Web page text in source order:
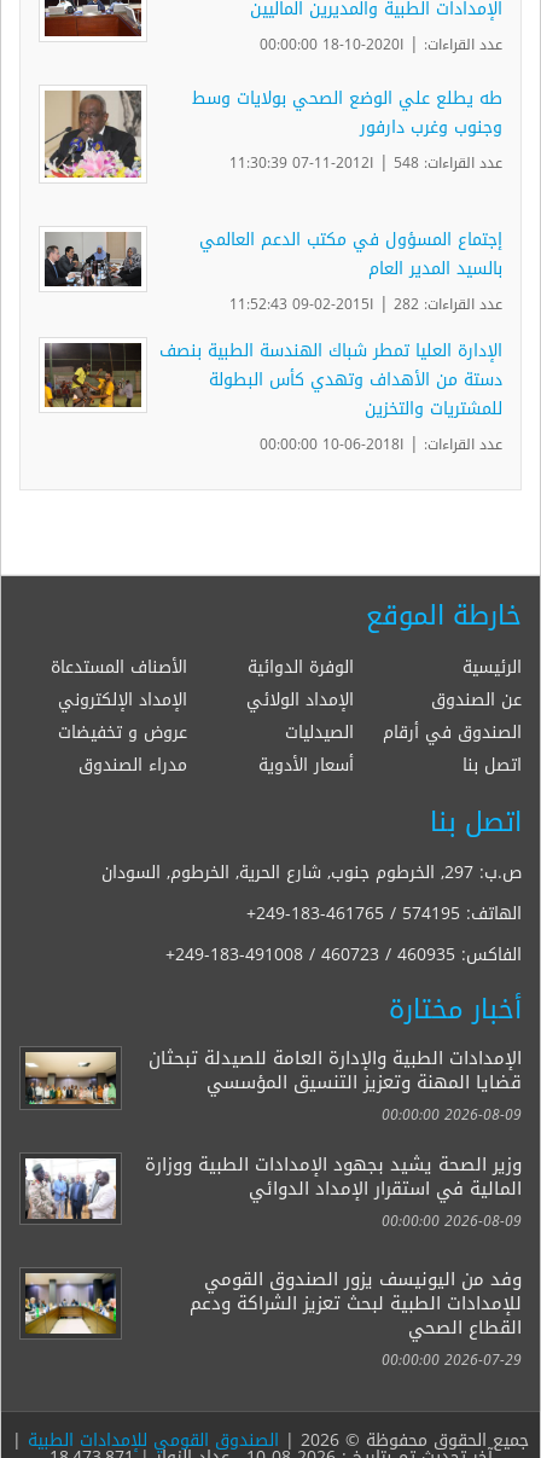
الإمدادات الطبية والمديرين الماليين
عدد القراءات: | ا2020-10-18 00:00:00
طه يطلع علي الوضع الصحي بولايات وسط
وجنوب وغرب دارفور
عدد القراءات: 548 | ا2012-11-07 11:30:39
إجتماع المسؤول في مكتب الدعم العالمي
بالسيد المدير العام
عدد القراءات: 282 | ا2015-02-09 11:52:43
الإدارة العليا تمطر شباك الهندسة الطبية بنصف
دستة من الأهداف وتهدي كأس البطولة
للمشتريات والتخزين
عدد القراءات: | ا2018-06-10 00:00:00
خارطة الموقع
الرئيسية الوفرة الدوائية
الأصناف المستدعاة
عن الصندوق
الإمداد الولائي
الإمداد الإلكتروني
الصندوق في أرقام
الصيدليات
عروض و تخفيضات
اتصل بنا
أسعار الأدوية مدراء الصندوق
اتصل بنا
ص.ب: 297, الخرطوم جنوب, شارع الحرية, الخرطوم, السودان
الهاتف: +249-183-461765 / 574195
الفاكس: +249-183-491008 / 460723 / 460935
أخبار مختارة
الإمدادات الطبية والإدارة العامة للصيدلة تبحثان
قضايا المهنة وتعزيز التنسيق المؤسسي
2026-08-09 00:00:00
وزير الصحة يشيد بجهود الإمدادات الطبية ووزارة
المالية في استقرار الإمداد الدوائي
2026-08-09 00:00:00
وفد من اليونيسف يزور الصندوق القومي
للإمدادات الطبية لبحث تعزيز الشراكة ودعم
القطاع الصحي
2026-07-29 00:00:00
جميع الحقوق محفوظة © 2026 | الصندوق القومي للإمدادات الطبية |